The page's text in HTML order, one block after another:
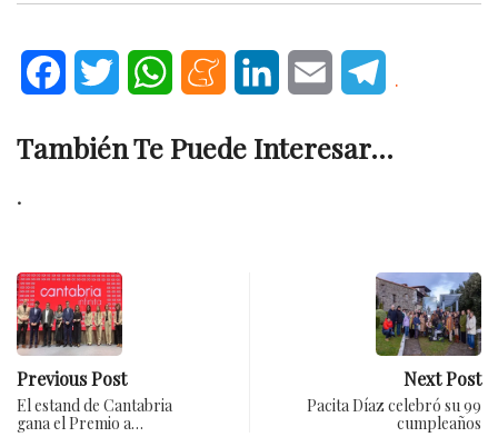
FacebookTwitter WhatsAppMeneameLinkedInEmail .
También Te Puede Interesar...
.
Previous Post
El estand de Cantabria
gana el Premio a…
Next Post
Pacita Díaz celebró su 99
cumpleaños